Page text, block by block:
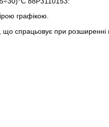
графікою.
спрацьовує при розширенні